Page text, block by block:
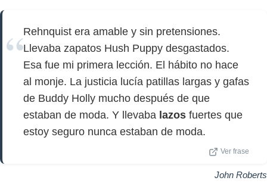
Rehnquist era amable y sin pretensiones.
Llevaba zapatos Hush Puppy desgastados.
Esa fue mi primera lección. El hábito no hace
al monje. La justicia lucía patillas largas y gafas
de Buddy Holly mucho después de que
estaban de moda. Y llevaba lazos fuertes que
estoy seguro nunca estaban de moda.
Ver frase
John Roberts